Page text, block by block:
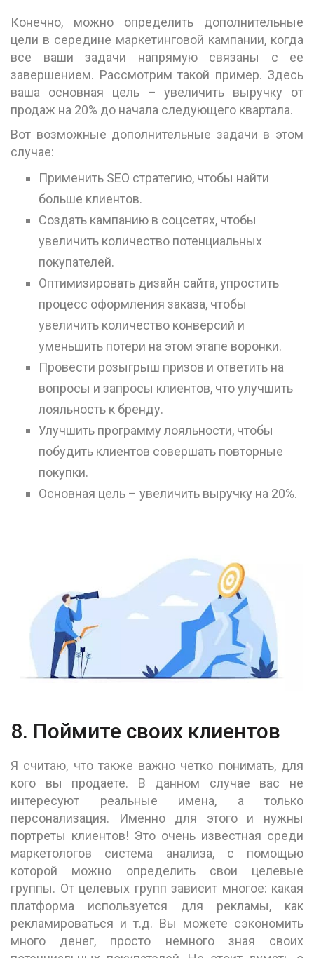
Конечно, можно определить дополнительные
цели в середине маркетинговой кампании, когда
все ваши задачи напрямую связаны с ее
завершением. Рассмотрим такой пример. Здесь
ваша основная цель – увеличить выручку от
продаж на 20% до начала следующего квартала.
Вот возможные дополнительные задачи в этом
случае:
Применить SEO стратегию, чтобы найти
больше клиентов.
Создать кампанию в соцсетях, чтобы
увеличить количество потенциальных
покупателей.
Оптимизировать дизайн сайта, упростить
процесс оформления заказа, чтобы
увеличить количество конверсий и
уменьшить потери на этом этапе воронки.
Провести розыгрыш призов и ответить на
вопросы и запросы клиентов, что улучшить
лояльность к бренду.
Улучшить программу лояльности, чтобы
побудить клиентов совершать повторные
покупки.
Основная цель – увеличить выручку на 20%.
8. Поймите своих клиентов
Я считаю, что также важно четко понимать, для
кого вы продаете. В данном случае вас не
интересуют реальные имена, а только
персонализация. Именно для этого и нужны
портреты клиентов! Это очень известная среди
маркетологов система анализа, с помощью
которой можно определить свои целевые
группы. От целевых групп зависит многое: какая
платформа используется для рекламы, как
рекламироваться и т.д. Вы можете сэкономить
много денег, просто немного зная своих